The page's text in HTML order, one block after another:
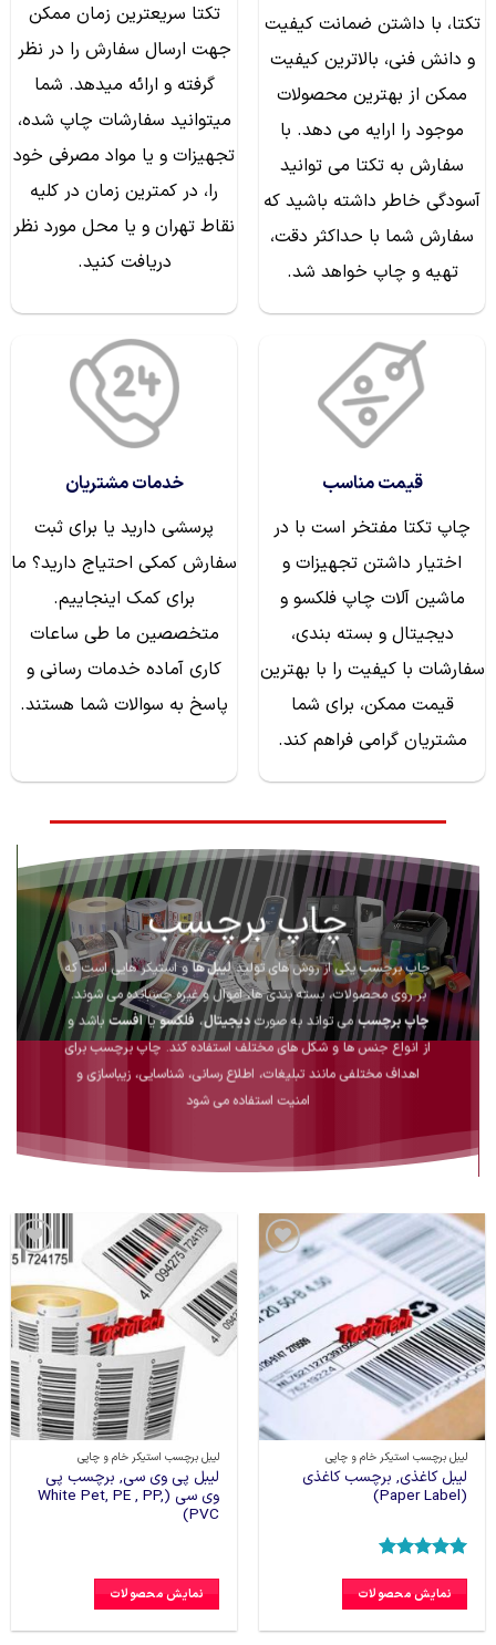
تکتا، با داشتن ضمانت کیفیت
و دانش فنی، بالاترین کیفیت
ممکن از بهترین محصولات
موجود را ارایه می دهد. با
سفارش به تکتا می توانید
آسودگی خاطر داشته باشید که
سفارش شما با حداکثر دقت،
تهیه و چاپ خواهد شد.
تکتا سریعترین زمان ممکن
جهت ارسال سفارش را در نظر
گرفته و ارائه میدهد. شما
میتوانید سفارشات چاپ شده،
تجهیزات و یا مواد مصرفی خود
را، در کمترین زمان در کلیه
نقاط تهران و یا محل مورد نظر
دریافت کنید.
قیمت مناسب
چاپ تکتا مفتخر است با در
اختیار داشتن تجهیزات و
ماشین آلات چاپ فلکسو و
دیجیتال و بسته بندی،
سفارشات با کیفیت را با بهترین
قیمت ممکن، برای شما
مشتریان گرامی فراهم کند.
خدمات مشتریان
پرسشی دارید یا برای ثبت
سفارش کمکی احتیاج دارید؟ ما
برای کمک اینجاییم.
متخصصین ما طی ساعات
کاری آماده خدمات رسانی و
پاسخ به سوالات شما هستند.
چاپ برچسب
چاپ برچسب یکی از روش های تولیدلیبل هاو استیکر هایی است که
بر روی محصولات، بسته بندی ها، اموال و غیره چسبانده می شوند.
چاپ برچسبمی تواند به صورتدیجیتال، فلکسویاافست باشد و
از انواع جنس ها و شکل های مختلف استفاده کند. چاپ برچسببرای
اهداف مختلفی مانند تبلیغات، اطلاع رسانی، شناسایی، زیباسازی و
امنیت استفاده می شود
افزودن
به
علاقه
مندی
ها
لیبل برچسب استیکر خام و چاپی
لیبل کاغذی, برچسب کاغذی
(Paper Label)
نمایش محصولات
به
علاقه
مندی
ها
لیبل برچسب استیکر خام و چاپی
لیبل پی وی سی, برچسب پی
وی سی (White Pet, PE , PP,
PVC)
نمایش محصولات